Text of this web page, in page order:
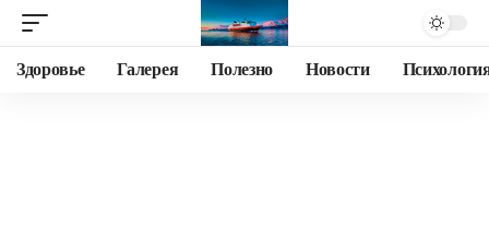
Здоровье Галерея Полезно Новости